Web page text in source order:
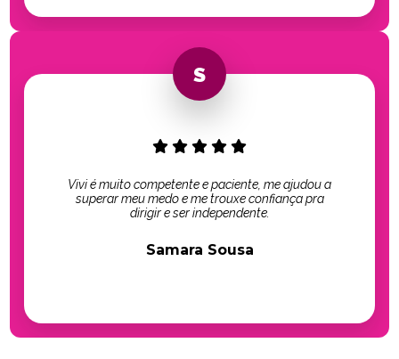
Vivi é muito competente e paciente, me ajudou a
superar meu medo e me trouxe confiança pra
dirigir e ser independente.
Samara Sousa